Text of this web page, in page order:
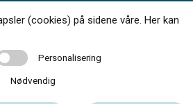
(cookies) på sidene våre. Her kan
Personalisering
Nødvendig